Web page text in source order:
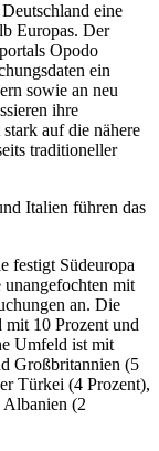
eine
Europas. Der
Opodo
ein
sowie an neu
ihre
auf die nähere
traditioneller
Italien führen das
festigt Südeuropa
mit
an. Die
mit 10 Prozent und
Umfeld ist mit
Großbritannien (5
Türkei (4 Prozent),
Albanien (2